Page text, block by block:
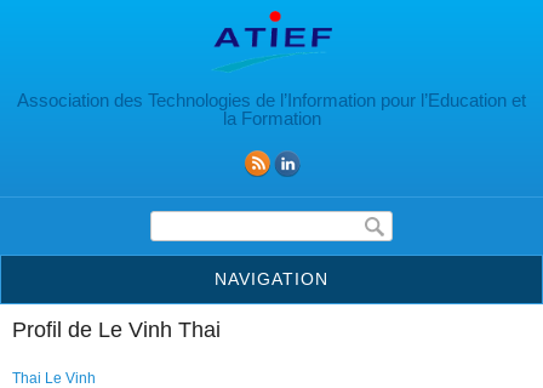
Association des Technologies de l’Information pour l’Education et
la Formation
Formulaire de recherche
NAVIGATION
Profil de Le Vinh Thai
Thai Le Vinh